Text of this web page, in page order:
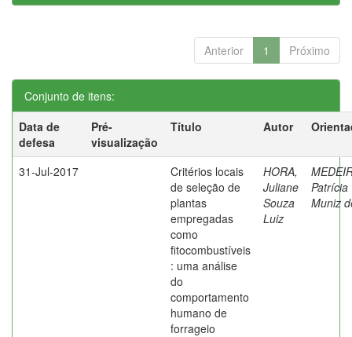
Anterior 1 Próximo
Conjunto de itens:
Data de
defesa
Pré-
visualização
Título Autor
31-Jul-2017
Critérios locais
de seleção de
plantas
empregadas
como
fitocombustíveis
: uma análise
do
comportamento
humano de
forrageio
HORA,
Juliane
Souza
Luiz
Patrícia
Muniz